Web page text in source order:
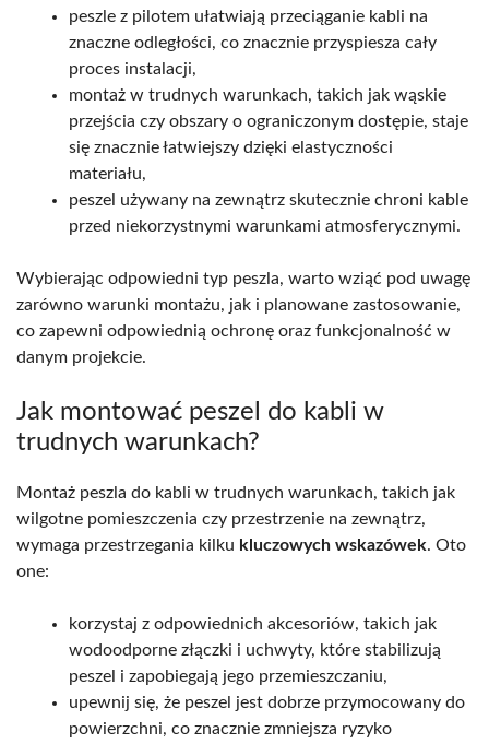
peszle z pilotem ułatwiają przeciąganie kabli na
znaczne odległości, co znacznie przyspiesza cały
proces instalacji,
montaż w trudnych warunkach, takich jak wąskie
przejścia czy obszary o ograniczonym dostępie, staje
się znacznie łatwiejszy dzięki elastyczności
materiału,
peszel używany na zewnątrz skutecznie chroni kable
przed niekorzystnymi warunkami atmosferycznymi.
Wybierając odpowiedni typ peszla, warto wziąć pod uwagę
zarówno warunki montażu, jak i planowane zastosowanie,
co zapewni odpowiednią ochronę oraz funkcjonalność w
danym projekcie.
Jak montować peszel do kabli w
trudnych warunkach?
Montaż peszla do kabli w trudnych warunkach, takich jak
wilgotne pomieszczenia czy przestrzenie na zewnątrz,
wymaga przestrzegania kilku kluczowych wskazówek. Oto
one:
korzystaj z odpowiednich akcesoriów, takich jak
wodoodporne złączki i uchwyty, które stabilizują
peszel i zapobiegają jego przemieszczaniu,
upewnij się, że peszel jest dobrze przymocowany do
powierzchni, co znacznie zmniejsza ryzyko